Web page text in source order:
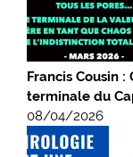
Francis Cousin
terminale du
08/04/2026